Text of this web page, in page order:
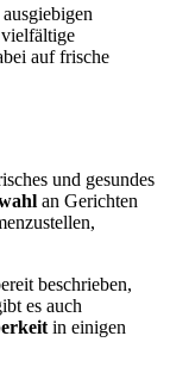
vielfältige
auf frische
und gesundes
an Gerichten
beschrieben,
es auch
in einigen